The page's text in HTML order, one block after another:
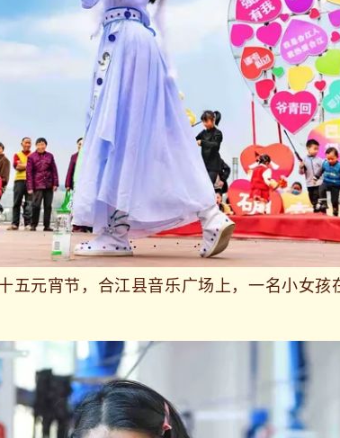
五元宵节，合江县音乐广场上，一名小女孩